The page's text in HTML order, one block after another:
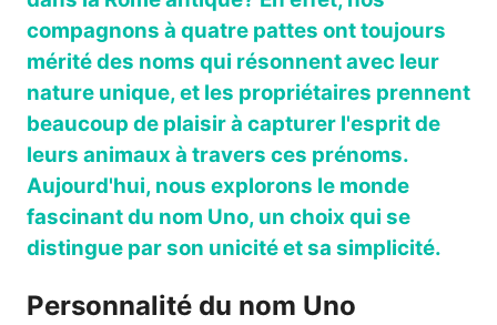
compagnons à quatre pattes ont toujours
mérité des noms qui résonnent avec leur
nature unique, et les propriétaires prennent
beaucoup de plaisir à capturer l'esprit de
leurs animaux à travers ces prénoms.
Aujourd'hui, nous explorons le monde
fascinant du nom Uno, un choix qui se
distingue par son unicité et sa simplicité.
Personnalité du nom Uno